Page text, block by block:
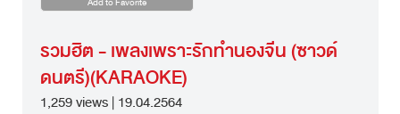
รวมฮิต - เพลงเพราะรักทำนองจีน (ซาวด์
ดนตรี)(KARAOKE)
1,259 views | 19.04.2564